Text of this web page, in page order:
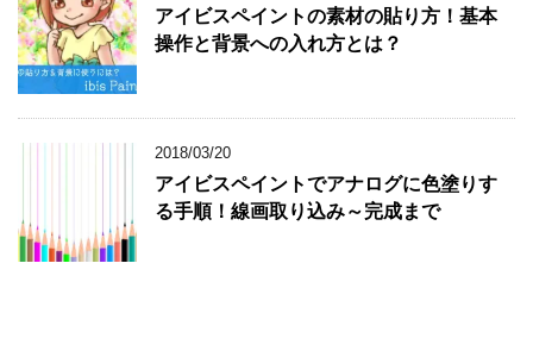
アイビスペイントの素材の貼り方！基本
操作と背景への入れ方とは？
2018/03/20
アイビスペイントでアナログに色塗りす
る手順！線画取り込み～完成まで